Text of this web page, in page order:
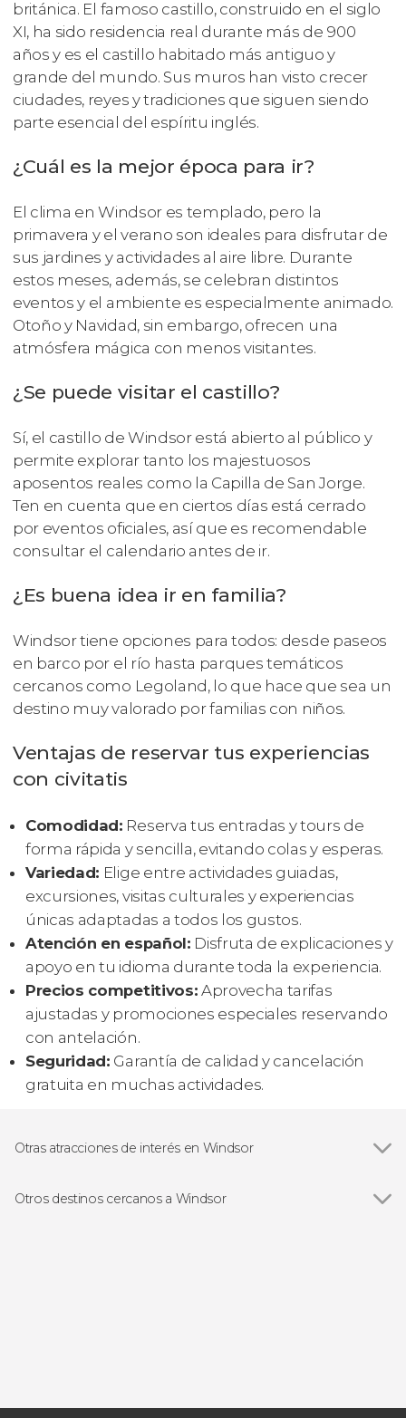
británica. El famoso castillo, construido en el siglo
XI, ha sido residencia real durante más de 900
años y es el castillo habitado más antiguo y
grande del mundo. Sus muros han visto crecer
ciudades, reyes y tradiciones que siguen siendo
parte esencial del espíritu inglés.
¿Cuál es la mejor época para ir?
El clima en Windsor es templado, pero la
primavera y el verano son ideales para disfrutar de
sus jardines y actividades al aire libre. Durante
estos meses, además, se celebran distintos
eventos y el ambiente es especialmente animado.
Otoño y Navidad, sin embargo, ofrecen una
atmósfera mágica con menos visitantes.
¿Se puede visitar el castillo?
Sí, el castillo de Windsor está abierto al público y
permite explorar tanto los majestuosos
aposentos reales como la Capilla de San Jorge.
Ten en cuenta que en ciertos días está cerrado
por eventos oficiales, así que es recomendable
consultar el calendario antes de ir.
¿Es buena idea ir en familia?
Windsor tiene opciones para todos: desde paseos
en barco por el río hasta parques temáticos
cercanos como Legoland, lo que hace que sea un
destino muy valorado por familias con niños.
Ventajas de reservar tus experiencias
con civitatis
Comodidad: Reserva tus entradas y tours de
forma rápida y sencilla, evitando colas y esperas.
Variedad: Elige entre actividades guiadas,
excursiones, visitas culturales y experiencias
únicas adaptadas a todos los gustos.
Atención en español: Disfruta de explicaciones y
apoyo en tu idioma durante toda la experiencia.
Precios competitivos: Aprovecha tarifas
ajustadas y promociones especiales reservando
con antelación.
Seguridad: Garantía de calidad y cancelación
gratuita en muchas actividades.
Otras atracciones de interés en Windsor
Otros destinos cercanos a Windsor